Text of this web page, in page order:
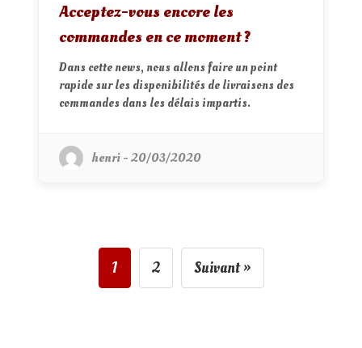
Acceptez-vous encore les
commandes en ce moment ?
Dans cette news, nous allons faire un point
rapide sur les disponibilités de livraisons des
commandes dans les délais impartis.
henri - 20/03/2020
1 2 Suivant »